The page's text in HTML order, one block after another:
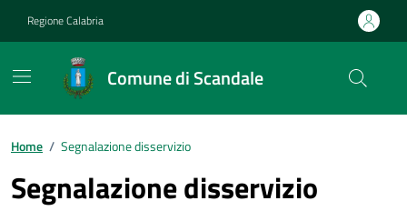
Regione Calabria
Comune di Scandale
Home / Segnalazione disservizio
Segnalazione disservizio